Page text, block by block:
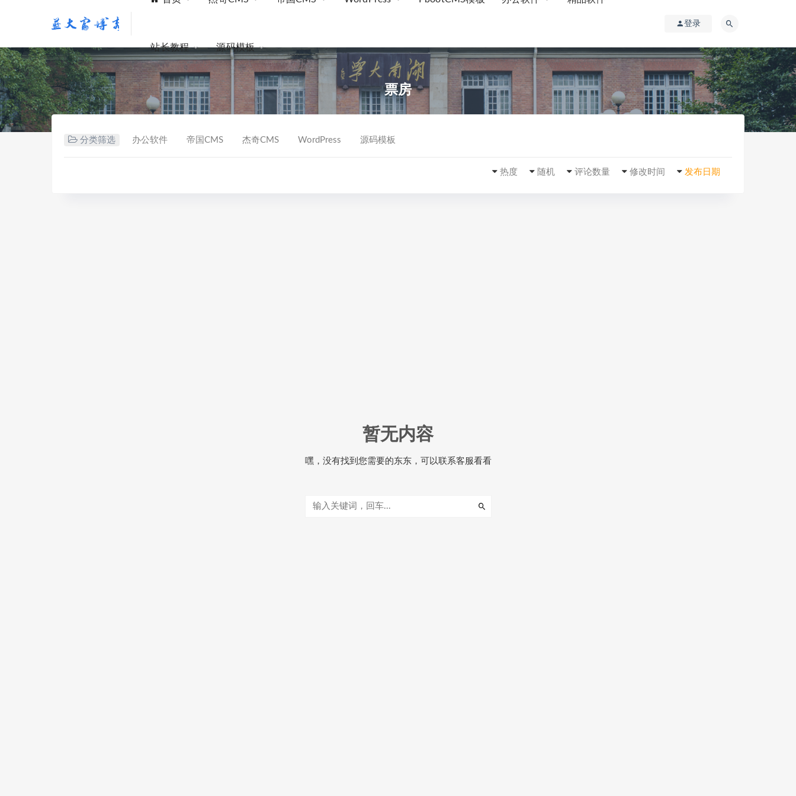
站长教程 源码模板
登录
票房
分类筛选 办公软件 帝国CMS 杰奇CMS WordPress 源码模板
发布日期
修改时间
评论数量
随机
热度
暂无内容
嘿，没有找到您需要的东东，可以联系客服看看